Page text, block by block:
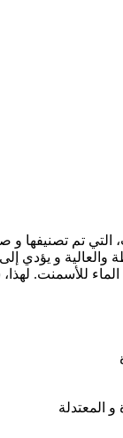
التي تم
و يؤدي
للأسمنت.
المعتدلة